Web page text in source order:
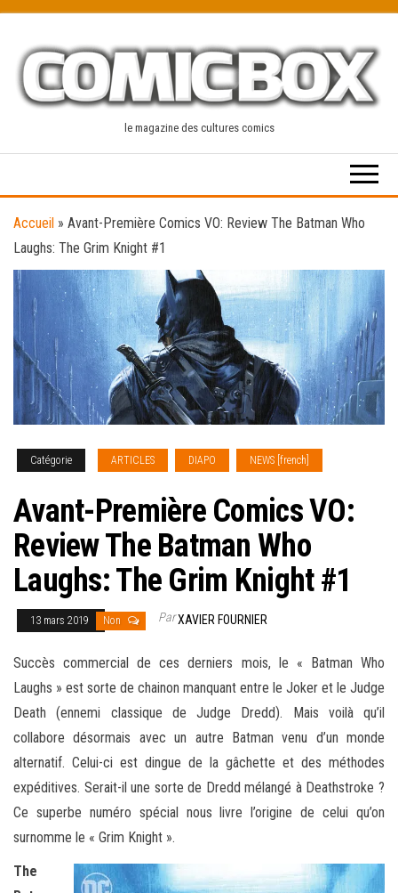
content
le magazine des cultures comics
Accueil » Avant-Première Comics VO: Review The Batman Who
Laughs: The Grim Knight #1
Catégorie ARTICLES DIAPO NEWS [french]
Avant-Première Comics VO:
Review The Batman Who
Laughs: The Grim Knight #1
13 mars 2019 Non ParXAVIER FOURNIER
Succès commercial de ces derniers mois, le « Batman Who
Laughs » est sorte de chainon manquant entre le Joker et le Judge
Death (ennemi classique de Judge Dredd). Mais voilà qu’il
collabore désormais avec un autre Batman venu d’un monde
alternatif. Celui-ci est dingue de la gâchette et des méthodes
expéditives. Serait-il une sorte de Dredd mélangé à Deathstroke ?
Ce superbe numéro spécial nous livre l’origine de celui qu’on
surnomme le « Grim Knight ».
The